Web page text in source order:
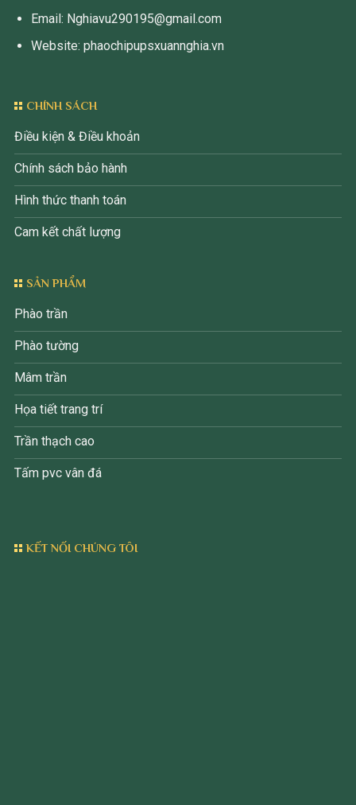
Email: Nghiavu290195@gmail.com
Website: phaochipupsxuannghia.vn
CHÍNH SÁCH
Điều kiện & Điều khoản
Chính sách bảo hành
Hình thức thanh toán
Cam kết chất lượng
SẢN PHẨM
Phào trần
Phào tường
Mâm trần
Họa tiết trang trí
Trần thạch cao
Tấm pvc vân đá
KẾT NỐI CHÚNG TÔI